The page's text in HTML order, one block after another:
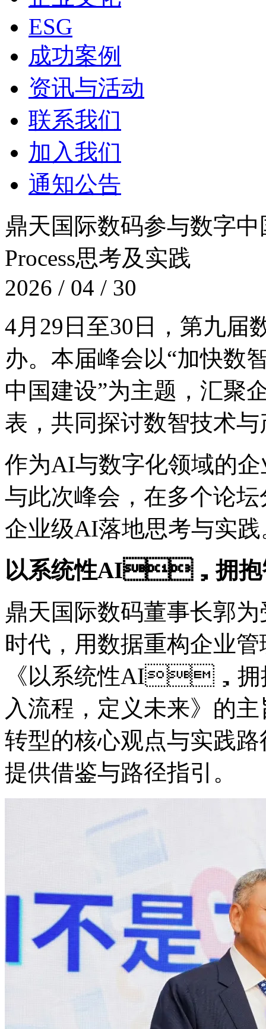
ESG
成功案例
资讯与活动
联系我们
加入我们
通知公告
鼎天国际数码参与数字中
Process思考及实践
2026 / 04 / 30
4月29日至30日，第九
办。本届峰会以“加快数智
中国建设”为主题，汇聚
表，共同探讨数智技术
作为AI与数字化领域的企
与此次峰会，在多个论
企业级AI落地思考与实践
以系统性AI，拥抱
鼎天国际数码董事长郭
时代，用数据重构企业
《以系统性AI，拥
入流程，定义未来》的
转型的核心观点与实践路
提供借鉴与路径指引。